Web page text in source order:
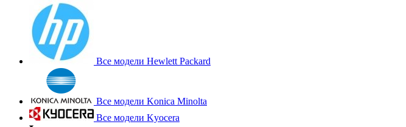
Все модели Hewlett Packard
Все модели Konica Minolta
Все модели Kyocera